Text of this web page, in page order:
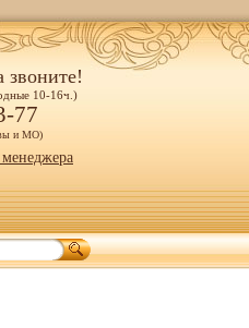
звоните!
10-16ч.)
77
и МО)